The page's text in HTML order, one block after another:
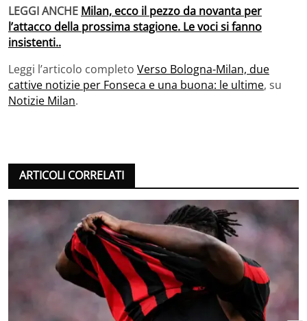
LEGGI ANCHE Milan, ecco il pezzo da novanta per
l’attacco della prossima stagione. Le voci si fanno
insistenti..
Leggi l’articolo completo Verso Bologna-Milan, due
cattive notizie per Fonseca e una buona: le ultime, su
Notizie Milan.
ARTICOLI CORRELATI